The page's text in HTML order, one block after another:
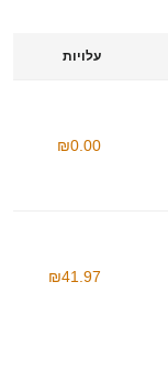
עלויות
₪0.00
₪41.97